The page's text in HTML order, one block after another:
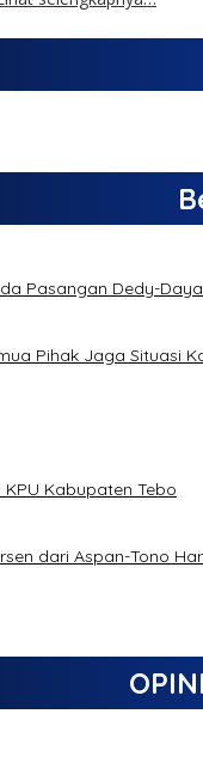
Pasangan Dedy-
Pihak Jaga Situasi
Kabupaten Tebo
dari Aspan-Tono